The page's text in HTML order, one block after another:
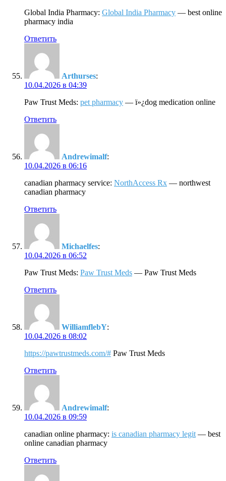
Global India Pharmacy: Global India Pharmacy — best online
pharmacy india
Ответить
Arthurses:
10.04.2026 в 04:39
Paw Trust Meds: pet pharmacy — ï»¿dog medication online
Ответить
Andrewimalf:
10.04.2026 в 06:16
canadian pharmacy service: NorthAccess Rx — northwest
canadian pharmacy
Ответить
Michaelfes:
10.04.2026 в 06:52
Paw Trust Meds: Paw Trust Meds — Paw Trust Meds
Ответить
WilliamflebY:
10.04.2026 в 08:02
https://pawtrustmeds.com/# Paw Trust Meds
Ответить
Andrewimalf:
10.04.2026 в 09:59
canadian online pharmacy: is canadian pharmacy legit — best
online canadian pharmacy
Ответить